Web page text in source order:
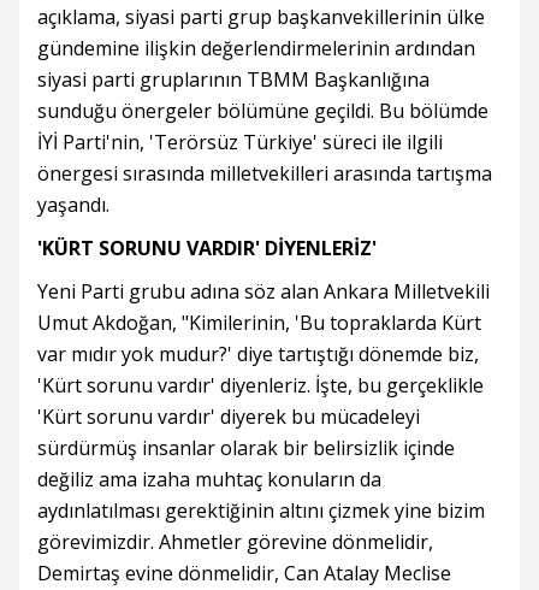
açıklama, siyasi parti grup başkanvekillerinin ülke
gündemine ilişkin değerlendirmelerinin ardından
siyasi parti gruplarının TBMM Başkanlığına
sunduğu önergeler bölümüne geçildi. Bu bölümde
İYİ Parti'nin, 'Terörsüz Türkiye' süreci ile ilgili
önergesi sırasında milletvekilleri arasında tartışma
yaşandı.
'KÜRT SORUNU VARDIR' DİYENLERİZ'
Yeni Parti grubu adına söz alan Ankara Milletvekili
Umut Akdoğan, "Kimilerinin, 'Bu topraklarda Kürt
var mıdır yok mudur?' diye tartıştığı dönemde biz,
'Kürt sorunu vardır' diyenleriz. İşte, bu gerçeklikle
'Kürt sorunu vardır' diyerek bu mücadeleyi
sürdürmüş insanlar olarak bir belirsizlik içinde
değiliz ama izaha muhtaç konuların da
aydınlatılması gerektiğinin altını çizmek yine bizim
görevimizdir. Ahmetler görevine dönmelidir,
Demirtaş evine dönmelidir, Can Atalay Meclise